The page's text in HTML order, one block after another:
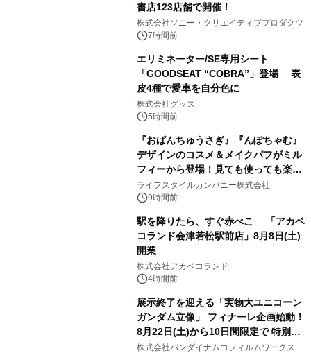
書店123店舗で開催！
株式会社ソニー・クリエイティブプロダクツ
7時間前
エリミネーター/SE専用シート
「GOODSEAT “COBRA”」登場 表
皮4種で愛車を自分色に
株式会社グッズ
5時間前
『おぱんちゅうさぎ』『んぽちゃむ』
デザインのコスメ＆メイクパフがミル
フィーから登場！見ても使っても楽し
い、ポップでキュートなコレクショ
ン。
ライフスタイルカンパニー株式会社
9時間前
駅を降りたら、すぐ赤べこ 「アカベ
コランド会津若松駅前店」8月8日(土)
開業
株式会社アカベコランド
4時間前
展示終了を迎える「実物大ユニコーン
ガンダム立像」 フィナーレ企画始動！
8月22日(土)から10日間限定で 特別映
像『UNICORN GUNDAM Statue ―
株式会社バンダイナムコフィルムワークス